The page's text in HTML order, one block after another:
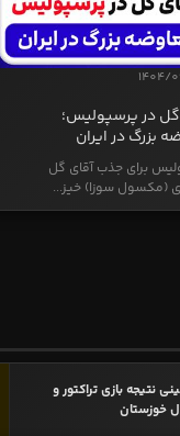
1404/
در پرسپولیس؛
بزرگ در ایران
برای جذب آقای گل
(مکسول سوزا) خیز...
نتیجه بازی تراکتور و
خوزستان